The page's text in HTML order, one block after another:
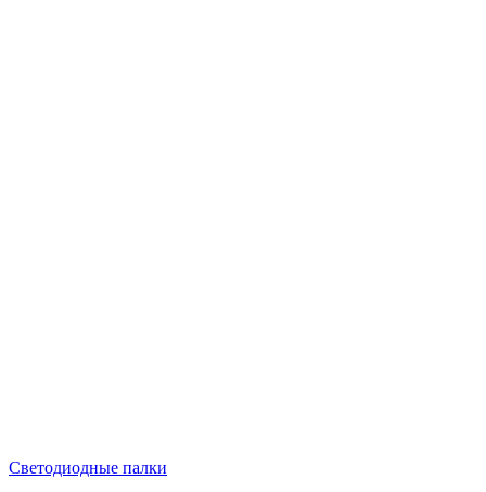
Светодиодные палки